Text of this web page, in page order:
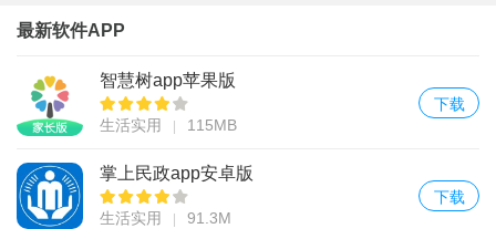
最新软件APP
智慧树app苹果版
生活实用 115MB
下载
掌上民政app安卓版
生活实用 91.3M
下载